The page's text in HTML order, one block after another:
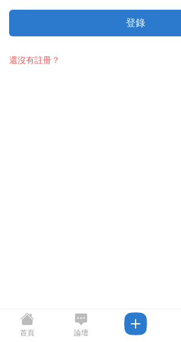
登錄
還沒有註冊？
首頁 論壇